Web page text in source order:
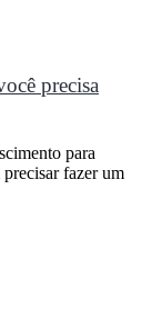
precisa
para
precisar fazer um